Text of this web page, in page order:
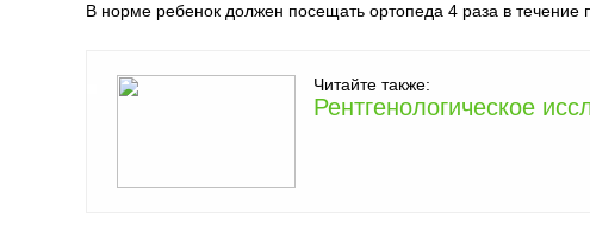
В норме ребенок должен посещать ортопеда 4 раза в течение
Читайте также:
Рентгенологическое